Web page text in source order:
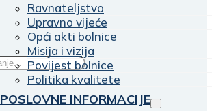
Ravnateljstvo
Upravno vijeće
Opći akti bolnice
Misija i vizija
Povijest bolnice
Politika kvalitete
POSLOVNE INFORMACIJE